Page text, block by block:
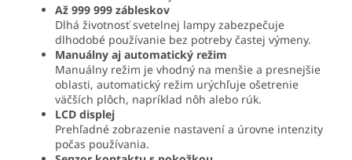
Až 999 999 zábleskov
Dlhá životnosť svetelnej lampy zabezpečuje
dlhodobé používanie bez potreby častej výmeny.
Manuálny aj automatický režim
Manuálny režim je vhodný na menšie a presnejšie
oblasti, automatický režim urýchľuje ošetrenie
väčších plôch, napríklad nôh alebo rúk.
LCD displej
Prehľadné zobrazenie nastavení a úrovne intenzity
počas používania.